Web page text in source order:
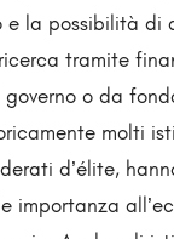
e la possibilità di
tramite
o da
molti
d’élite,
importanza